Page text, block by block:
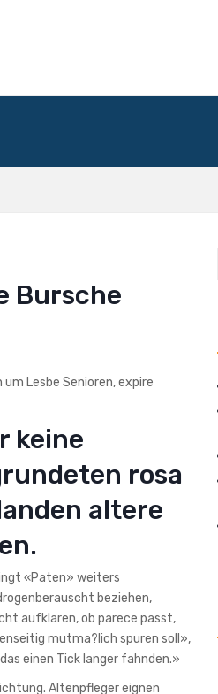
Bursche
Lesbe Senioren, expire
keine
rosa
altere
«Paten» weiters
beziehen,
aufklaren, ob parece passt,
mutma?lich spuren soll»,
einen Tick langer fahnden.»
Altenpfleger eignen